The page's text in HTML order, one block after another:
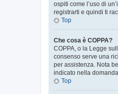
ospiti come l’uso di
registrarti e quindi ti
Top
Che cosa è COPPA?
COPPA, o la Legge
consenso serve una
per assistenza. Nota
indicato nella
Top